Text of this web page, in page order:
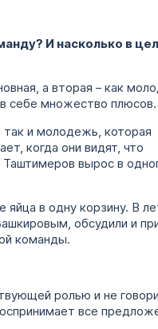
И насколько в
а вторая – как
себе множество плюсов.
и молодежь, которая
когда они видят, что
вырос в
в одну корзину. В
обсудили и
команды.
ролью и не
все